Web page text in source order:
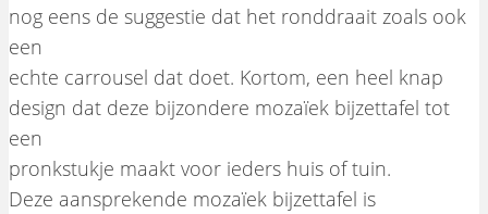
nog eens de suggestie dat het ronddraait zoals ook
een
echte carrousel dat doet. Kortom, een heel knap
design dat deze bijzondere mozaïek bijzettafel tot
een
pronkstukje maakt voor ieders huis of tuin.
Deze aansprekende mozaïek bijzettafel is